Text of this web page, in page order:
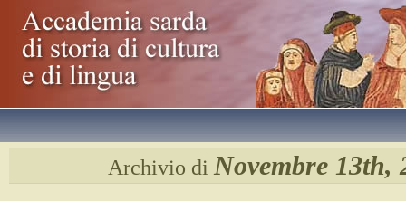
Archivio di Novembre 13th,